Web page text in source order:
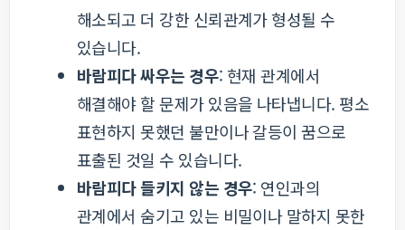
해소되고 더 강한 신뢰관계가 형성될 수
있습니다.
바람피다 싸우는 경우: 현재 관계에서
해결해야 할 문제가 있음을 나타냅니다. 평소
표현하지 못했던 불만이나 갈등이 꿈으로
표출된 것일 수 있습니다.
바람피다 들키지 않는 경우: 연인과의
관계에서 숨기고 있는 비밀이나 말하지 못한